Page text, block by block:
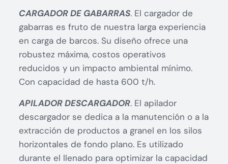
CARGADOR DE GABARRAS. El cargador de
gabarras es fruto de nuestra larga experiencia
en carga de barcos. Su diseño ofrece una
robustez máxima, costos operativos
reducidos y un impacto ambiental mínimo.
Con capacidad de hasta 600 t/h.
APILADOR DESCARGADOR. El apilador
descargador se dedica a la manutención o a la
extracción de productos a granel en los silos
horizontales de fondo plano. Es utilizado
durante el llenado para optimizar la capacidad